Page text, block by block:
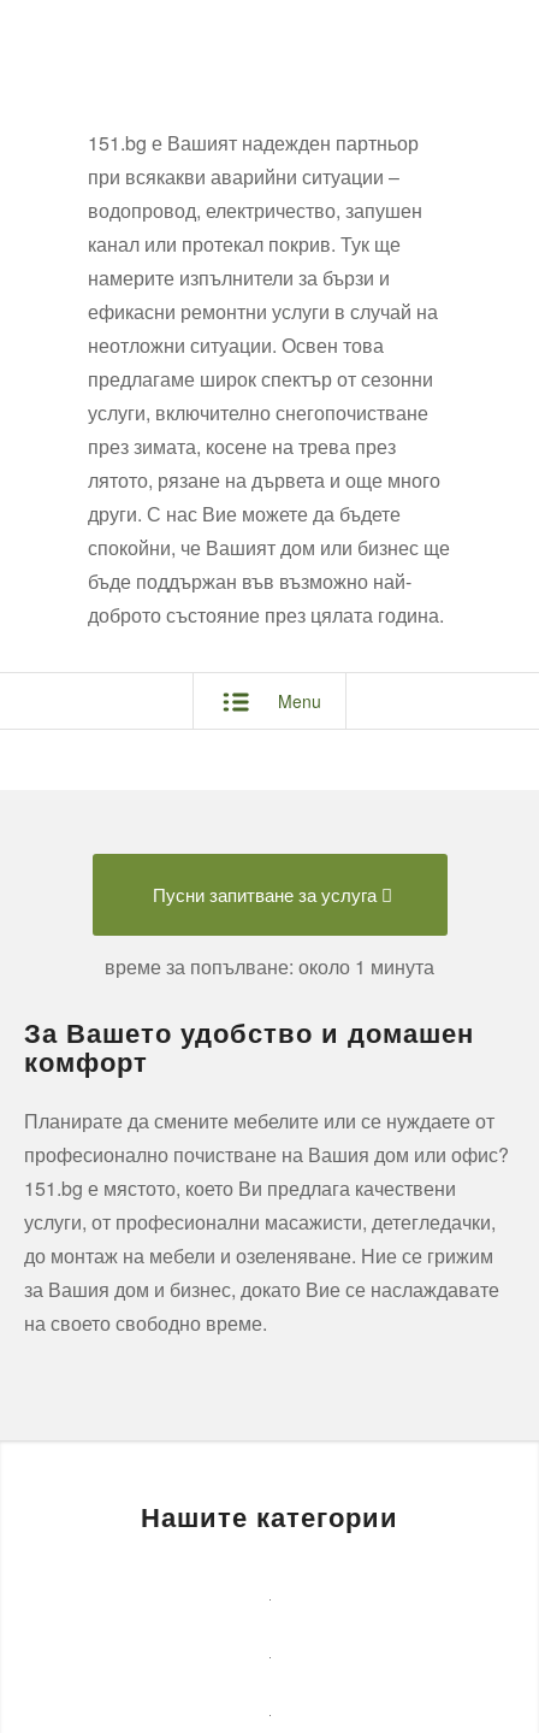
151.bg е Вашият надежден партньор
при всякакви аварийни ситуации –
водопровод, електричество, запушен
канал или протекал покрив. Тук ще
намерите изпълнители за бързи и
ефикасни ремонтни услуги в случай на
неотложни ситуации. Освен това
предлагаме широк спектър от сезонни
услуги, включително снегопочистване
през зимата, косене на трева през
лятото, рязане на дървета и още много
други. С нас Вие можете да бъдете
спокойни, че Вашият дом или бизнес ще
бъде поддържан във възможно най-
доброто състояние през цялата година.
Menu
Пусни запитване за услуга
време за попълване: около 1 минута
За Вашето удобство и домашен
комфорт
Планирате да смените мебелите или се нуждаете от
професионално почистване на Вашия дом или офис?
151.bg е мястото, което Ви предлага качествени
услуги, от професионални масажисти, детегледачки,
до монтаж на мебели и озеленяване. Ние се грижим
за Вашия дом и бизнес, докато Вие се наслаждавате
на своето свободно време.
Нашите категории